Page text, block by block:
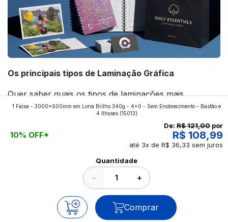
Os principais tipos de Laminação Gráfica
Quer saber quais os tipos de laminações mais
aplicados nos impressos da gráfica FuturaIM? Então,
continue a leitura que vamos revelar para você!
1 Faixa - 3000x600mm em Lona Brilho 340g - 4x0 - Sem Enobrecimento - Bastão e
4 Ilhoses(15013)
10% OFF*
De: R$ 121,00 por
R$ 108,99
até 3x de R$ 36,33 sem juros
Quantidade
− +
Comprar